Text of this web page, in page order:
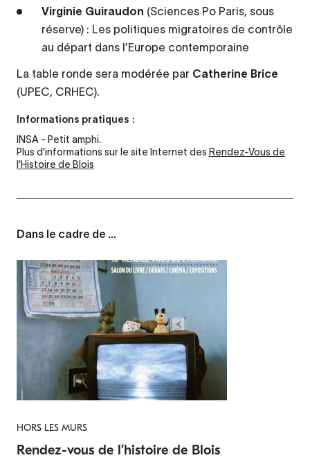
Virginie Guiraudon (Sciences Po Paris, sous
réserve) : Les politiques migratoires de contrôle
au départ dans l’Europe contemporaine
La table ronde sera modérée par Catherine Brice
(UPEC, CRHEC).
Informations pratiques :
INSA - Petit amphi.
Plus d'informations sur le site Internet des Rendez-Vous de
l'Histoire de Blois
Dans le cadre de ...
HORS LES MURS
Rendez-vous de l’histoire de Blois